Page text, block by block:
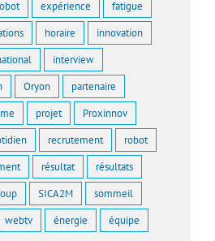
expérience fatigue
horaire innovation
interview
Oryon partenaire
projet Proxinnov
recrutement robot
résultat résultats
SICA2M sommeil
webtv énergie équipe